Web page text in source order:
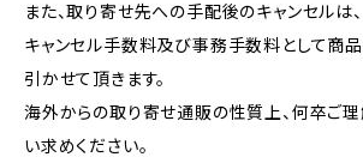
また、取り寄せ先への手配後のキャンセルは、
キャンセル手数料及び事務手数料として商
引かせて頂きます。
海外からの取り寄せ通販の性質上、何卒ご理
い求めください。